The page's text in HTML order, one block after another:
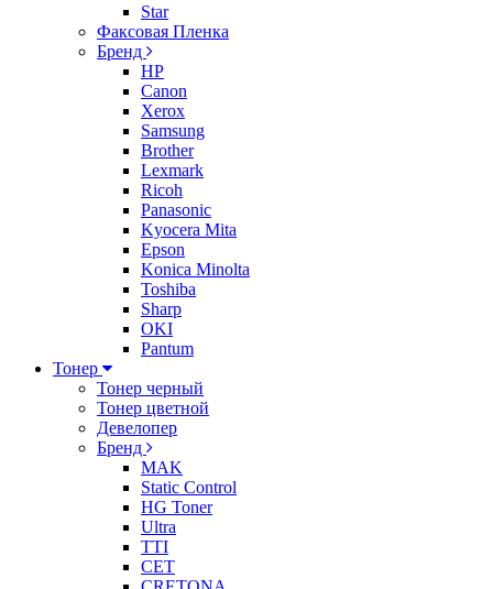
Star
Факсовая Пленка
Бренд
HP
Canon
Xerox
Samsung
Brother
Lexmark
Ricoh
Panasonic
Kyocera Mita
Epson
Konica Minolta
Toshiba
Sharp
OKI
Pantum
Тонер
Тонер черный
Тонер цветной
Девелопер
Бренд
MAK
Static Control
HG Toner
Ultra
TTI
CET